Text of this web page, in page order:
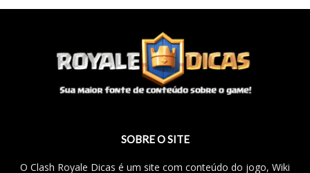
SOBRE O SITE
O Clash Royale Dicas é um site com conteúdo do jogo, Wiki